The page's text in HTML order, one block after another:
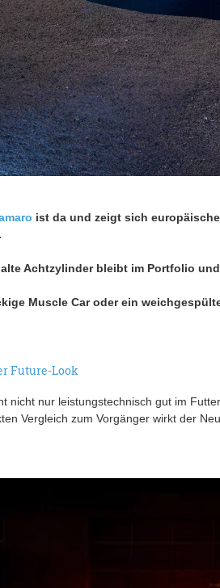
ist da und zeigt sich
Achtzylinder bleibt im Portfolio
Muscle Car oder ein
Future-Look
nicht nur leistungstechnisch gut im
Vergleich zum Vorgänger wirkt der